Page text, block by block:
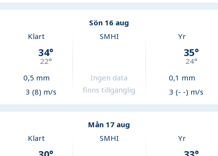
Sön 16 aug
Klart
34°
22°
0,5 mm
3 (8) m/s
SMHI
Ingen data
finns tillgänglig
Yr
35°
24°
0,1 mm
3 (- -) m/s
Mån 17 aug
Klart
SMHI Yr